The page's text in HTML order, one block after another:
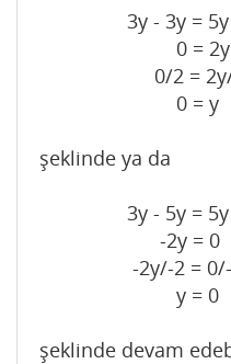
3y - 3y = 5y
0 = 2y
0/2 = 2y/
0 = y
şeklinde ya da
3y - 5y = 5y
-2y = 0
-2y/-2 = 0/-
y = 0
şeklinde devam